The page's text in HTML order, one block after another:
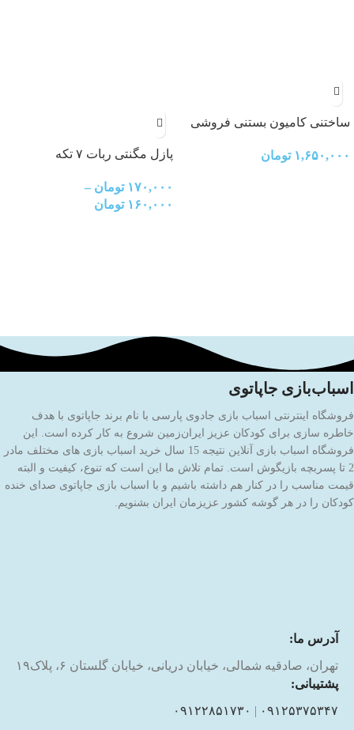
ساختنی کامیون بستنی فروشی
۱,۶۵۰,۰۰۰ تومان پازل مگنتی ربات ۷ تکه
۱۷۰,۰۰۰ تومان –
۱۶۰,۰۰۰ تومان
اسباب‌بازی جاپاتوی
فروشگاه اینترنتی اسباب بازی جادوی پارسی با نام برند جاپاتوی با هدف
خاطره سازی برای کودکان عزیز ایران‌زمین شروع به کار کرده است. این
فروشگاه اسباب بازی آنلاین نتیجه 15 سال خرید اسباب بازی های مختلف مادر
2 تا پسربچه بازیگوش است. تمام تلاش ما این است که تنوع، کیفیت و البته
قیمت مناسب را در کنار هم داشته باشیم و با اسباب بازی جاپاتوی صدای خنده
کودکان را در هر گوشه کشور عزیزمان ایران بشنویم.
آدرس ما:
تهران، صادقیه شمالی، خیابان دریانی، خیابان گلستان ۶، پلاک۱۹
پشتیبانی:
۰۹۱۲۵۳۷۵۳۴۷ | ۰۹۱۲۲۸۵۱۷۳۰